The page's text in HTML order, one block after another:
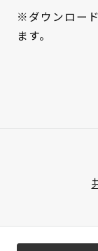
※ダウンロー
ます。